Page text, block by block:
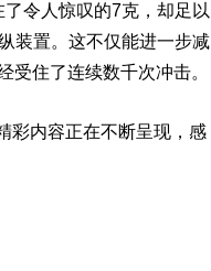
令人惊叹的7克，却足以
装置。这不仅能进一步减
住了连续数千次冲击。
彩内容正在不断呈现，感